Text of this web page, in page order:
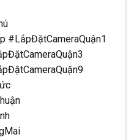
#LắpĐặtCameraQuận1